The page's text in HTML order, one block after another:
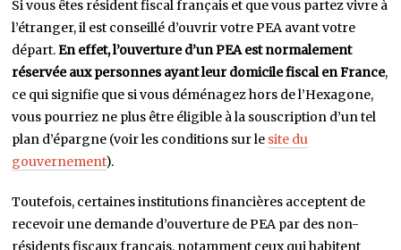
Si vous êtes résident fiscal français et que vous partez vivre à
l’étranger, il est conseillé d’ouvrir votre PEA avant votre
départ.En effet, l’ouverture d’un PEA est normalement
réservée aux personnes ayant leur domicile fiscal en France,
ce qui signifie que si vous déménagez hors de l’Hexagone,
vous pourriez ne plus être éligible à la souscription d’un tel
plan d’épargne (voir les conditions sur le site du
gouvernement).
Toutefois, certaines institutions financières acceptent de
recevoir une demande d’ouverture de PEA par des non-
résidents fiscaux français, notamment ceux qui habitent